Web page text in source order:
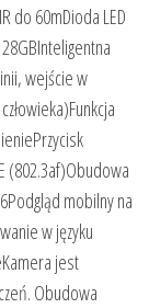
do 60mDioda LED
wejście w
(802.3af)Obudowa
mobilny na
w języku
jest
Obudowa